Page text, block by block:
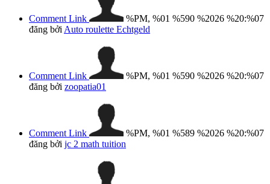
Comment Link
%PM, %01 %590 %2026 %20:%07
đăng bởi Auto roulette Echtgeld
Comment Link
%PM, %01 %590 %2026 %20:%07
đăng bởi zoopatia01
Comment Link
%PM, %01 %589 %2026 %20:%07
đăng bởi jc 2 math tuition